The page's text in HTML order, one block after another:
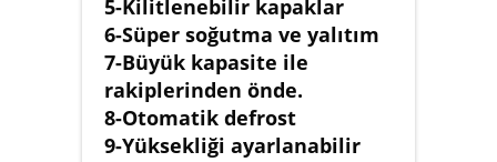
5-Kilitlenebilir kapaklar
6-Süper soğutma ve yalıtım
7-Büyük kapasite ile
rakiplerinden önde.
8-Otomatik defrost
9-Yüksekliği ayarlanabilir